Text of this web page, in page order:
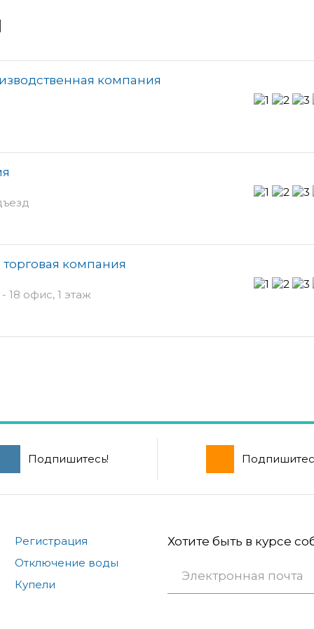
компания
компания
18 офис, 1 этаж
Подпишитесь!
Регистрация
Отключение воды
Купели
Хотите быть в курсе